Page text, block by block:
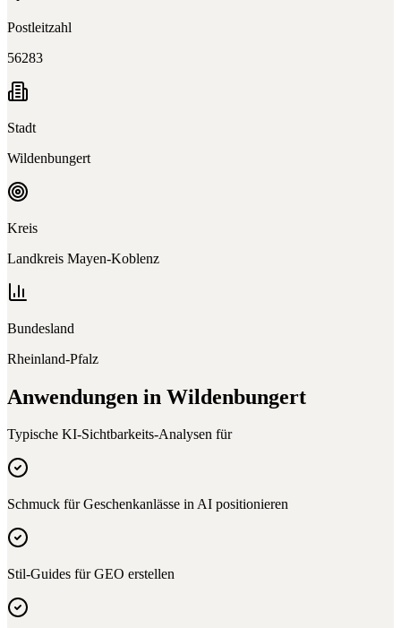
Postleitzahl
56283
Stadt
Wildenbungert
Kreis
Landkreis Mayen-Koblenz
Bundesland
Rheinland-Pfalz
Anwendungen in Wildenbungert
Typische KI-Sichtbarkeits-Analysen für
Schmuck für Geschenkanlässe in AI positionieren
Stil-Guides für GEO erstellen